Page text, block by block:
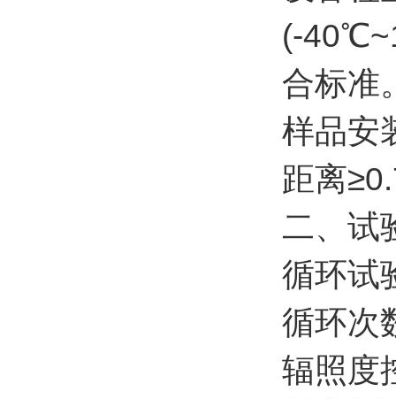
(-
合标准
样品安
距离
二、试
循环试
循环次
辐照度